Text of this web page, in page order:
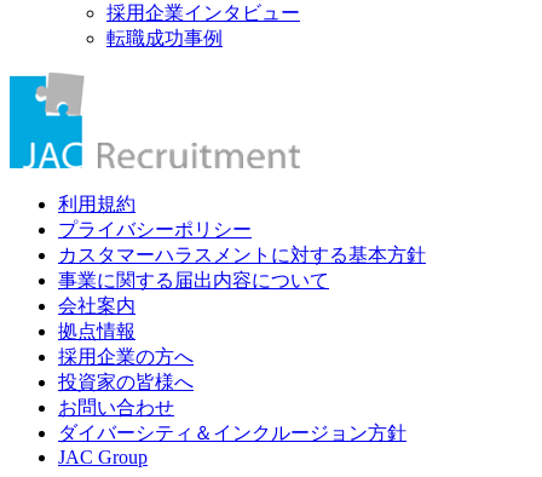
採用企業インタビュー
転職成功事例
利用規約
プライバシーポリシー
カスタマーハラスメントに対する基本方針
事業に関する届出内容について
会社案内
拠点情報
採用企業の方へ
投資家の皆様へ
お問い合わせ
ダイバーシティ＆インクルージョン方針
JAC Group